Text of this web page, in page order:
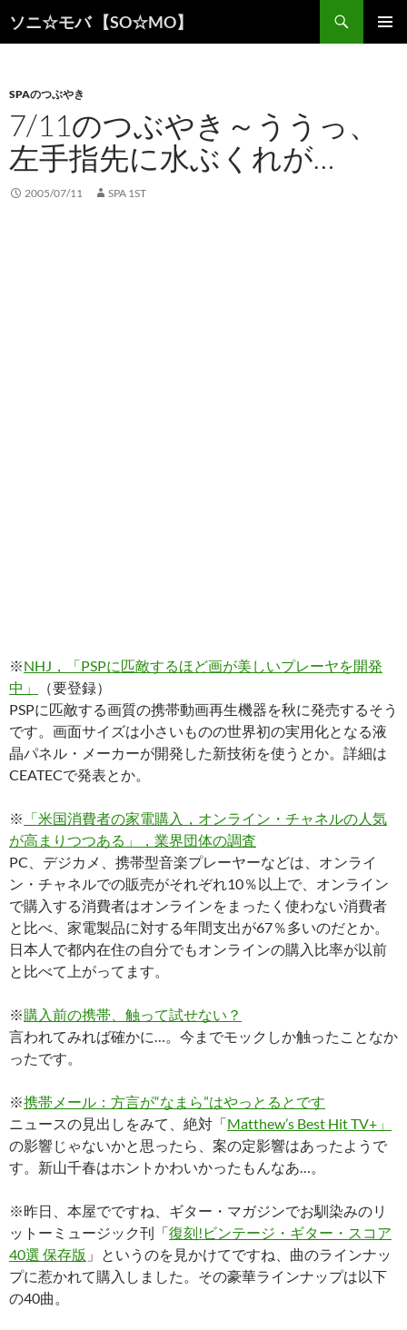
ソニ☆モバ 【SO☆MO】
索
ン
ツ
へ
ス
キ
ッ
SPAのつぶやき
7/11のつぶやき～ううっ、
左手指先に水ぶくれが…
2005/07/11 SPA 1ST
※NHJ，「PSPに匹敵するほど画が美しいプレーヤを開発
中」
（要登録）
PSPに匹敵する画質の携帯動画再生機器を秋に発売するそう
です。画面サイズは小さいものの世界初の実用化となる液
晶パネル・メーカーが開発した新技術を使うとか。詳細は
CEATECで発表とか。
※ 「米国消費者の家電購入，オンライン・チャネルの人気
が高まりつつある」，業界団体の調査
PC、デジカメ、携帯型音楽プレーヤーなどは、オンライ
ン・チャネルでの販売がそれぞれ10％以上で、オンライン
で購入する消費者はオンラインをまったく使わない消費者
と比べ、家電製品に対する年間支出が67％多いのだとか。
日本人で都内在住の自分でもオンラインの購入比率が以前
と比べて上がってます。
※購入前の携帯、触って試せない？
言われてみれば確かに…。今までモックしか触ったことなか
ったです。
※携帯メール：方言が“なまら”はやっとるとです
ニュースの見出しをみて、絶対「Matthew’s Best Hit TV+」
の影響じゃないかと思ったら、案の定影響はあったようで
す。新山千春はホントかわいかったもんなあ…。
※昨日、本屋でですね、ギター・マガジンでお馴染みのリ
ットーミュージック刊「復刻!ビンテージ・ギター・スコア
40選 保存版 」というのを見かけてですね、曲のラインナッ
プに惹かれて購入しました。その豪華ラインナップは以下
の40曲。